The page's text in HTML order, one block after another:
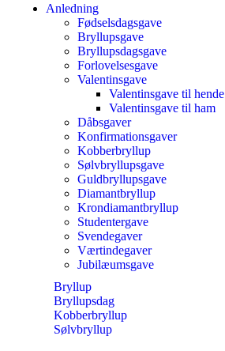
Anledning
Fødselsdagsgave
Bryllupsgave
Bryllupsdagsgave
Forlovelsesgave
Valentinsgave
Valentinsgave til hende
Valentinsgave til ham
Dåbsgaver
Konfirmationsgaver
Kobberbryllup
Sølvbryllupsgave
Guldbryllupsgave
Diamantbryllup
Krondiamantbryllup
Studentergave
Svendegaver
Værtindegaver
Jubilæumsgave
Bryllup
Bryllupsdag
Kobberbryllup
Sølvbryllup